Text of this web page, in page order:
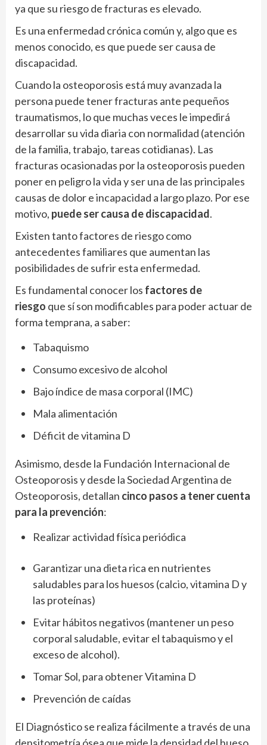
ya que su riesgo de fracturas es elevado.
Es una enfermedad crónica común y, algo que es
menos conocido, es que puede ser causa de
discapacidad.
Cuando la osteoporosis está muy avanzada la
persona puede tener fracturas ante pequeños
traumatismos, lo que muchas veces le impedirá
desarrollar su vida diaria con normalidad (atención
de la familia, trabajo, tareas cotidianas). Las
fracturas ocasionadas por la osteoporosis pueden
poner en peligro la vida y ser una de las principales
causas de dolor e incapacidad a largo plazo. Por ese
motivo, puede ser causa de discapacidad.
Existen tanto factores de riesgo como
antecedentes familiares que aumentan las
posibilidades de sufrir esta enfermedad.
Es fundamental conocer los factores de
riesgo que sí son modificables para poder actuar de
forma temprana, a saber:
Tabaquismo
Consumo excesivo de alcohol
Bajo índice de masa corporal (IMC)
Mala alimentación
Déficit de vitamina D
Asimismo, desde la Fundación Internacional de
Osteoporosis y desde la Sociedad Argentina de
Osteoporosis, detallan cinco pasos a tener cuenta
para la prevención:
Realizar actividad física periódica
Garantizar una dieta rica en nutrientes
saludables para los huesos (calcio, vitamina D y
las proteínas)
Evitar hábitos negativos (mantener un peso
corporal saludable, evitar el tabaquismo y el
exceso de alcohol).
Tomar Sol, para obtener Vitamina D
Prevención de caídas
El Diagnóstico se realiza fácilmente a través de una